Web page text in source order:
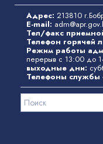
Адрес: 213810
E-mail:
Тел/факс
Телефон горячей
Режим работы
перерыв с 13:00 до
выходные дни:
Телефоны службы